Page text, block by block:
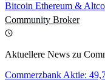
Bitcoin Ethereum &
Community Broker
Aktuellere News zu
Commerzbank Aktie: